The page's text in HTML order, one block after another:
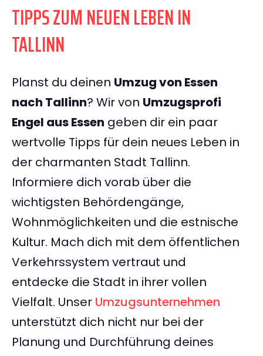
TIPPS ZUM NEUEN LEBEN IN
TALLINN
Planst du deinen Umzug von Essen
nach Tallinn? Wir von Umzugsprofi
Engel aus Essen geben dir ein paar
wertvolle Tipps für dein neues Leben in
der charmanten Stadt Tallinn.
Informiere dich vorab über die
wichtigsten Behördengänge,
Wohnmöglichkeiten und die estnische
Kultur. Mach dich mit dem öffentlichen
Verkehrssystem vertraut und
entdecke die Stadt in ihrer vollen
Vielfalt. Unser Umzugsunternehmen
unterstützt dich nicht nur bei der
Planung und Durchführung deines